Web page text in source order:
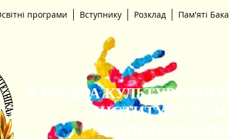
програми Вступнику Розклад Пам'яті
КАФЕДРА
ІНСТИТУТУ